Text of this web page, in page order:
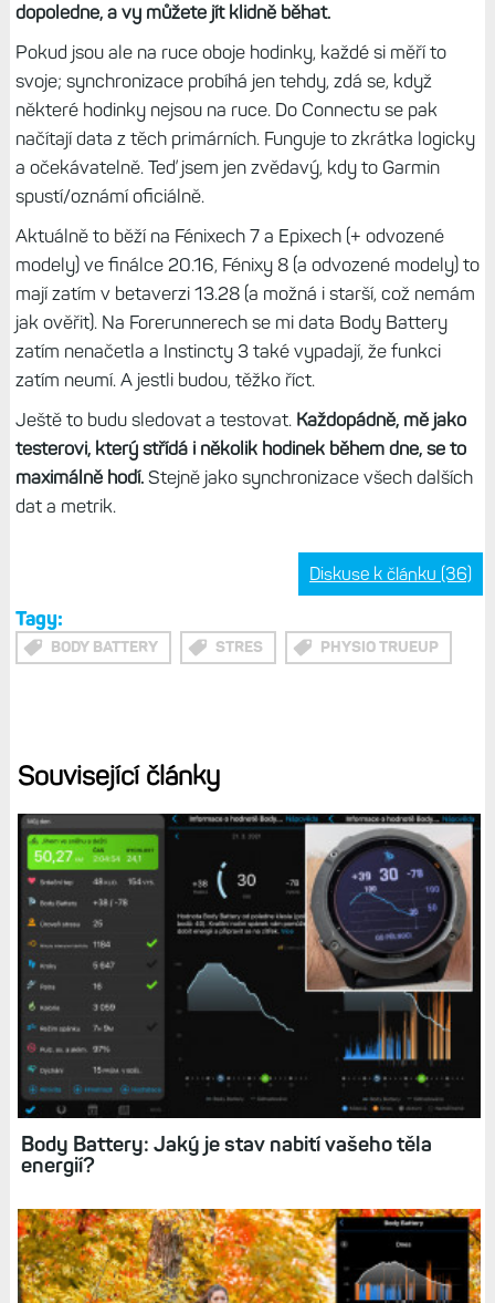
dopoledne, a vy můžete jít klidně běhat.
Pokud jsou ale na ruce oboje hodinky, každé si měří to
svoje; synchronizace probíhá jen tehdy, zdá se, když
některé hodinky nejsou na ruce. Do Connectu se pak
načítají data z těch primárních. Funguje to zkrátka logicky
a očekávatelně. Teď jsem jen zvědavý, kdy to Garmin
spustí/oznámí oficiálně.
Aktuálně to běží na Fénixech 7 a Epixech (+ odvozené
modely) ve finálce 20.16, Fénixy 8 (a odvozené modely) to
mají zatím v betaverzi 13.28 (a možná i starší, což nemám
jak ověřit). Na Forerunnerech se mi data Body Battery
zatím nenačetla a Instincty 3 také vypadají, že funkci
zatím neumí. A jestli budou, těžko říct.
Ještě to budu sledovat a testovat. Každopádně, mě jako
testerovi, který střídá i několik hodinek během dne, se to
maximálně hodí.Stejně jako synchronizace všech dalších
dat a metrik.
Diskuse k článku (36)
Tagy:
BODY BATTERY STRES PHYSIO TRUEUP
Související články